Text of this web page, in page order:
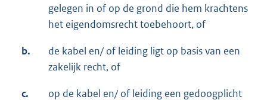
gelegen in of op de grond die hem krachtens
het eigendomsrecht toebehoort, of
b.
de kabel en/ of leiding ligt op basis van een
zakelijk recht, of
c. op de kabel en/ of leiding een gedoogplicht